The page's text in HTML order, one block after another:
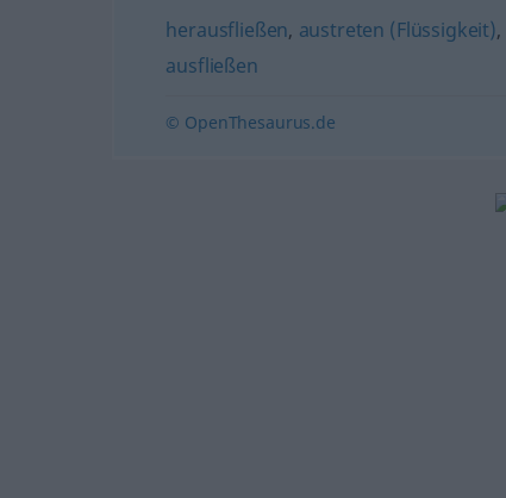
herausfließen, austreten (Flüssigkeit),
ausfließen
© OpenThesaurus.de